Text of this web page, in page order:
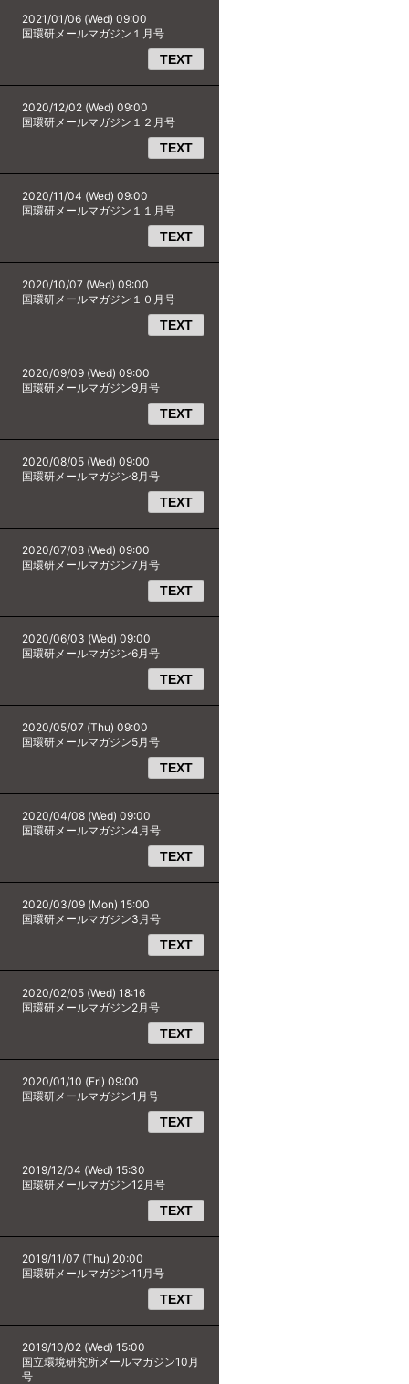
2021/01/06 (Wed) 09:00
国環研メールマガジン１月号
TEXT
2020/12/02 (Wed) 09:00
国環研メールマガジン１２月号
TEXT
2020/11/04 (Wed) 09:00
国環研メールマガジン１１月号
TEXT
2020/10/07 (Wed) 09:00
国環研メールマガジン１０月号
TEXT
2020/09/09 (Wed) 09:00
国環研メールマガジン9月号
TEXT
2020/08/05 (Wed) 09:00
国環研メールマガジン8月号
TEXT
2020/07/08 (Wed) 09:00
国環研メールマガジン7月号
TEXT
2020/06/03 (Wed) 09:00
国環研メールマガジン6月号
TEXT
2020/05/07 (Thu) 09:00
国環研メールマガジン5月号
TEXT
2020/04/08 (Wed) 09:00
国環研メールマガジン4月号
TEXT
2020/03/09 (Mon) 15:00
国環研メールマガジン3月号
TEXT
2020/02/05 (Wed) 18:16
国環研メールマガジン2月号
TEXT
2020/01/10 (Fri) 09:00
国環研メールマガジン1月号
TEXT
2019/12/04 (Wed) 15:30
国環研メールマガジン12月号
TEXT
2019/11/07 (Thu) 20:00
国環研メールマガジン11月号
TEXT
2019/10/02 (Wed) 15:00
国立環境研究所メールマガジン10月
号